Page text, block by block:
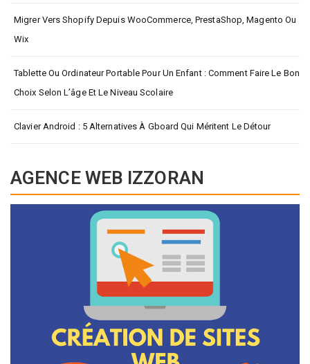
Migrer Vers Shopify Depuis WooCommerce, PrestaShop, Magento Ou
Wix
Tablette Ou Ordinateur Portable Pour Un Enfant : Comment Faire Le Bon
Choix Selon L’âge Et Le Niveau Scolaire
Clavier Android : 5 Alternatives À Gboard Qui Méritent Le Détour
AGENCE WEB IZZORAN